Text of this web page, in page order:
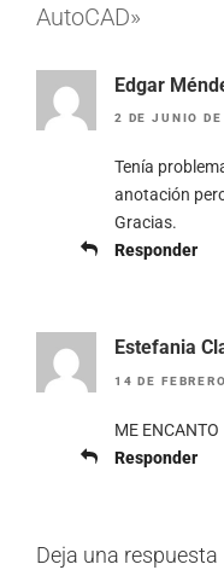
AutoCAD»
Edgar
2 DE JUNIO
Tenía
anotación
Gracias.
Responder
Estefania
14 DE
ME ENCANTO
Responder
Deja una respuesta